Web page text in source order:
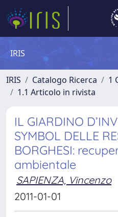
IRIS
IRIS Catalogo Ricerca
1
1.1 Articolo in rivista
IL GIARDINO
SYMBOL DELLE
BORGHESI:
ambientale
SAPIENZA, Vincenzo
2011-01-01